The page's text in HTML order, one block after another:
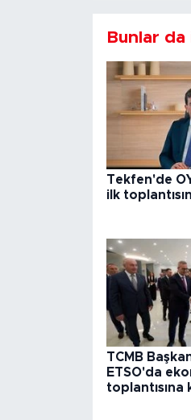
Bunlar
Tekfen'de
ilk
TCMB
ETSO'da
toplantısına